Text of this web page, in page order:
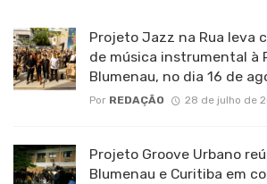
Projeto Jazz na Rua leva
de música instrumental à
Blumenau, no dia 16 de
Por REDAÇÃO 28 de julho de
Projeto Groove Urbano
Blumenau e Curitiba em